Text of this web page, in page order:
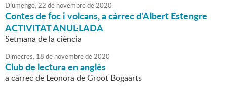
Diumenge,22 de novembrede2020
Contes de foc i volcans, a càrrec d'Albert Estengre
ACTIVITAT ANUL·LADA
Setmana de la ciència
Dimecres, 18 de novembrede2020
Club de lectura en anglès
a càrrec de Leonora de Groot Bogaarts